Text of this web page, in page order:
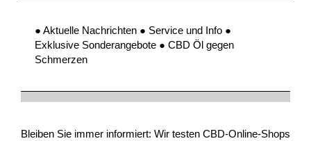
● Aktuelle Nachrichten ● Service und Info ●
Exklusive Sonderangebote ● CBD Öl gegen
Schmerzen
Bleiben Sie immer informiert: Wir testen CBD-Online-Shops